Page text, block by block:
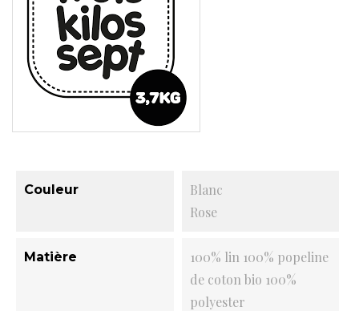
Couleur
Blanc
Rose
Matière
100% lin 100% popeline
de coton bio 100%
polyester